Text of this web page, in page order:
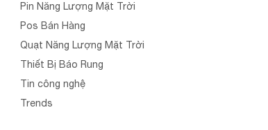
Pin Năng Lượng Mặt Trời
Pos Bán Hàng
Quạt Năng Lượng Mặt Trời
Thiết Bị Báo Rung
Tin công nghệ
Trends